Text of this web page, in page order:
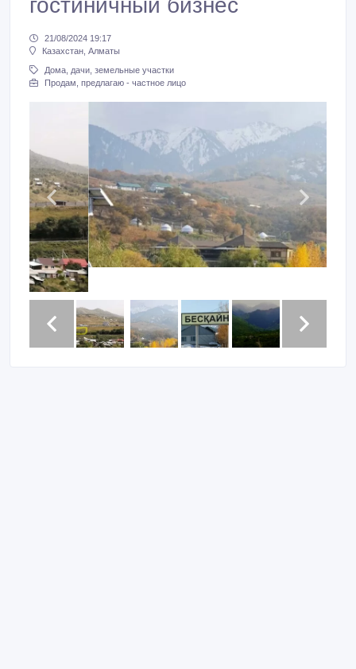
гостиничный бизнес
21/08/2024 19:17
Казахстан, Алматы
Дома, дачи, земельные участки
Продам, предлагаю - частное лицо